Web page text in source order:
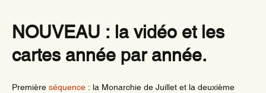
NOUVEAU : la vidéo et les
cartes année par année.
Première séquence : la Monarchie de Juillet et la deuxième